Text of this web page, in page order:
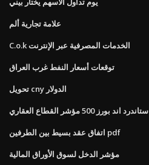
علامة تجارية ألم
C.o.k الخدمات المصرفية عبر الإنترنت
توقعات أسعار النفط غرب العراق
تحويل cny الدولار
ستاندرد اند بورز 500 مؤشر القطاع العقاري
اتفاق عقد بسيط بين الطرفين pdf
مؤشر الدخل لسوق الأوراق المالية